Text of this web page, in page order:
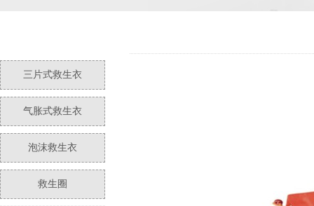
三片式救生衣
气胀式救生衣
泡沫救生衣
救生圈